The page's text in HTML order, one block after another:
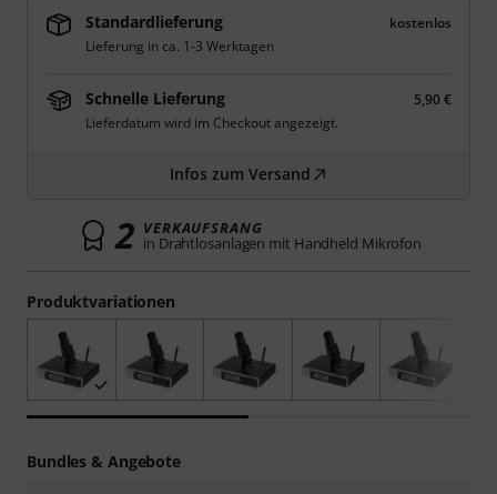
Produktvariationen
Standardlieferung
kostenlos
Lieferung in ca. 1-3 Werktagen
Schnelle Lieferung
5,90 €
Lieferdatum wird im Checkout angezeigt.
Infos zum Versand
2 VERKAUFSRANG
in Drahtlosanlagen mit Handheld Mikrofon
Bundles & Angebote